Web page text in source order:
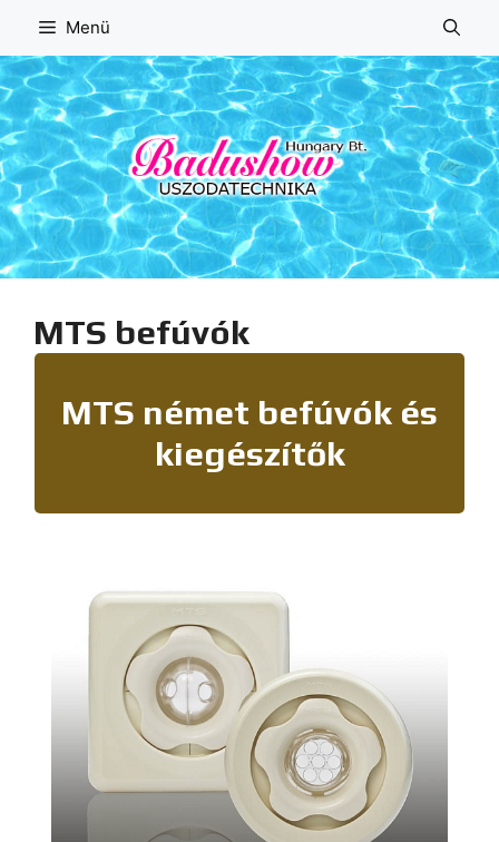
tartalomba
Menü
MTS befúvók
MTS német befúvók és
kiegészítők